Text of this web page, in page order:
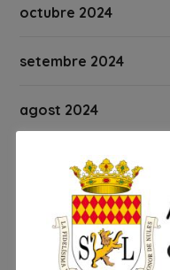
octubre 2024
setembre 2024
agost 2024
juliol 2024
juny 2024
maig 2024